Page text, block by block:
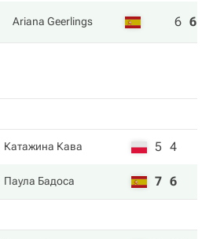
Ariana Geerlings 6 6
Катажина Кава 5 4
Паула Бадоса 7 6